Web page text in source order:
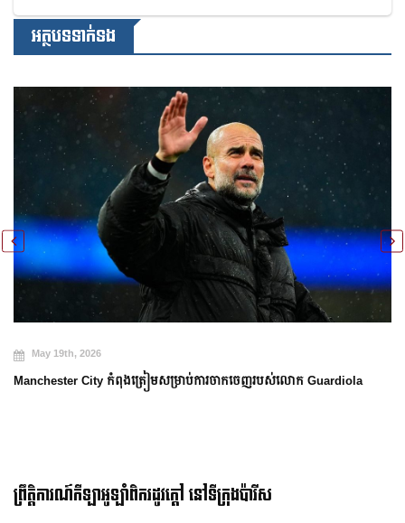
អត្ថបទទាក់ទង
May 19th, 2026
Manchester City កំពុងត្រៀមសម្រាប់ការចាកចេញរបស់លោក Guardiola
ព្រឹត្តិការណ៍កីឡាអូឡាំពិករដូវក្ដៅ នៅទីក្រុងប៉ារីស